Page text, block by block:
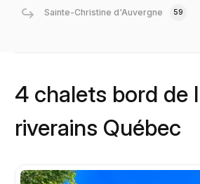
Sainte-Christine d'Auvergne 59
4 chalets bord de
riverains Québec